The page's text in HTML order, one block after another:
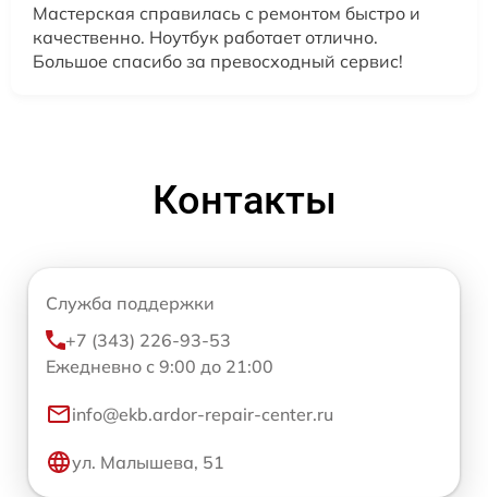
Мастерская справилась с ремонтом быстро и
качественно. Ноутбук работает отлично.
Большое спасибо за превосходный сервис!
Контакты
Служба поддержки
+7 (343) 226-93-53
Ежедневно с 9:00 до 21:00
info@ekb.ardor-repair-center.ru
ул. Малышева, 51